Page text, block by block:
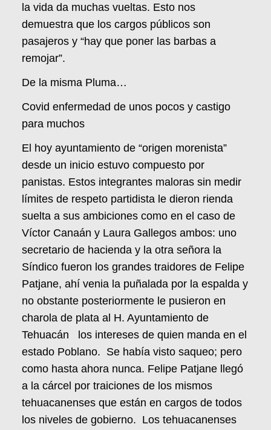
la vida da muchas vueltas. Esto nos
demuestra que los cargos públicos son
pasajeros y “hay que poner las barbas a
remojar”.
De la misma Pluma…
Covid enfermedad de unos pocos y castigo
para muchos
El hoy ayuntamiento de “origen morenista”
desde un inicio estuvo compuesto por
panistas. Estos integrantes maloras sin medir
límites de respeto partidista le dieron rienda
suelta a sus ambiciones como en el caso de
Víctor Canaán y Laura Gallegos ambos: uno
secretario de hacienda y la otra señora la
Síndico fueron los grandes traidores de Felipe
Patjane, ahí venia la puñalada por la espalda y
no obstante posteriormente le pusieron en
charola de plata al H. Ayuntamiento de
Tehuacán los intereses de quien manda en el
estado Poblano. Se había visto saqueo; pero
como hasta ahora nunca. Felipe Patjane llegó
a la cárcel por traiciones de los mismos
tehuacanenses que están en cargos de todos
los niveles de gobierno. Los tehuacanenses